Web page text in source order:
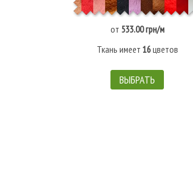
от 533.00 грн/м
Ткань имеет 16цветов
ВЫБРАТЬ